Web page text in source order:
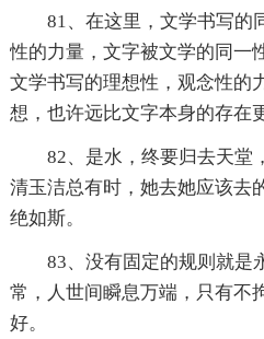
81、在这里，文学书写的
性的力量，文字被文学的同一
文学书写的理想性，观念性的
想，也许远比文字本身的存在
82、是水，终要归去天堂
清玉洁总有时，她去她应该去
绝如斯。
83、没有固定的规则就是
常，人世间瞬息万端，只有不
好。